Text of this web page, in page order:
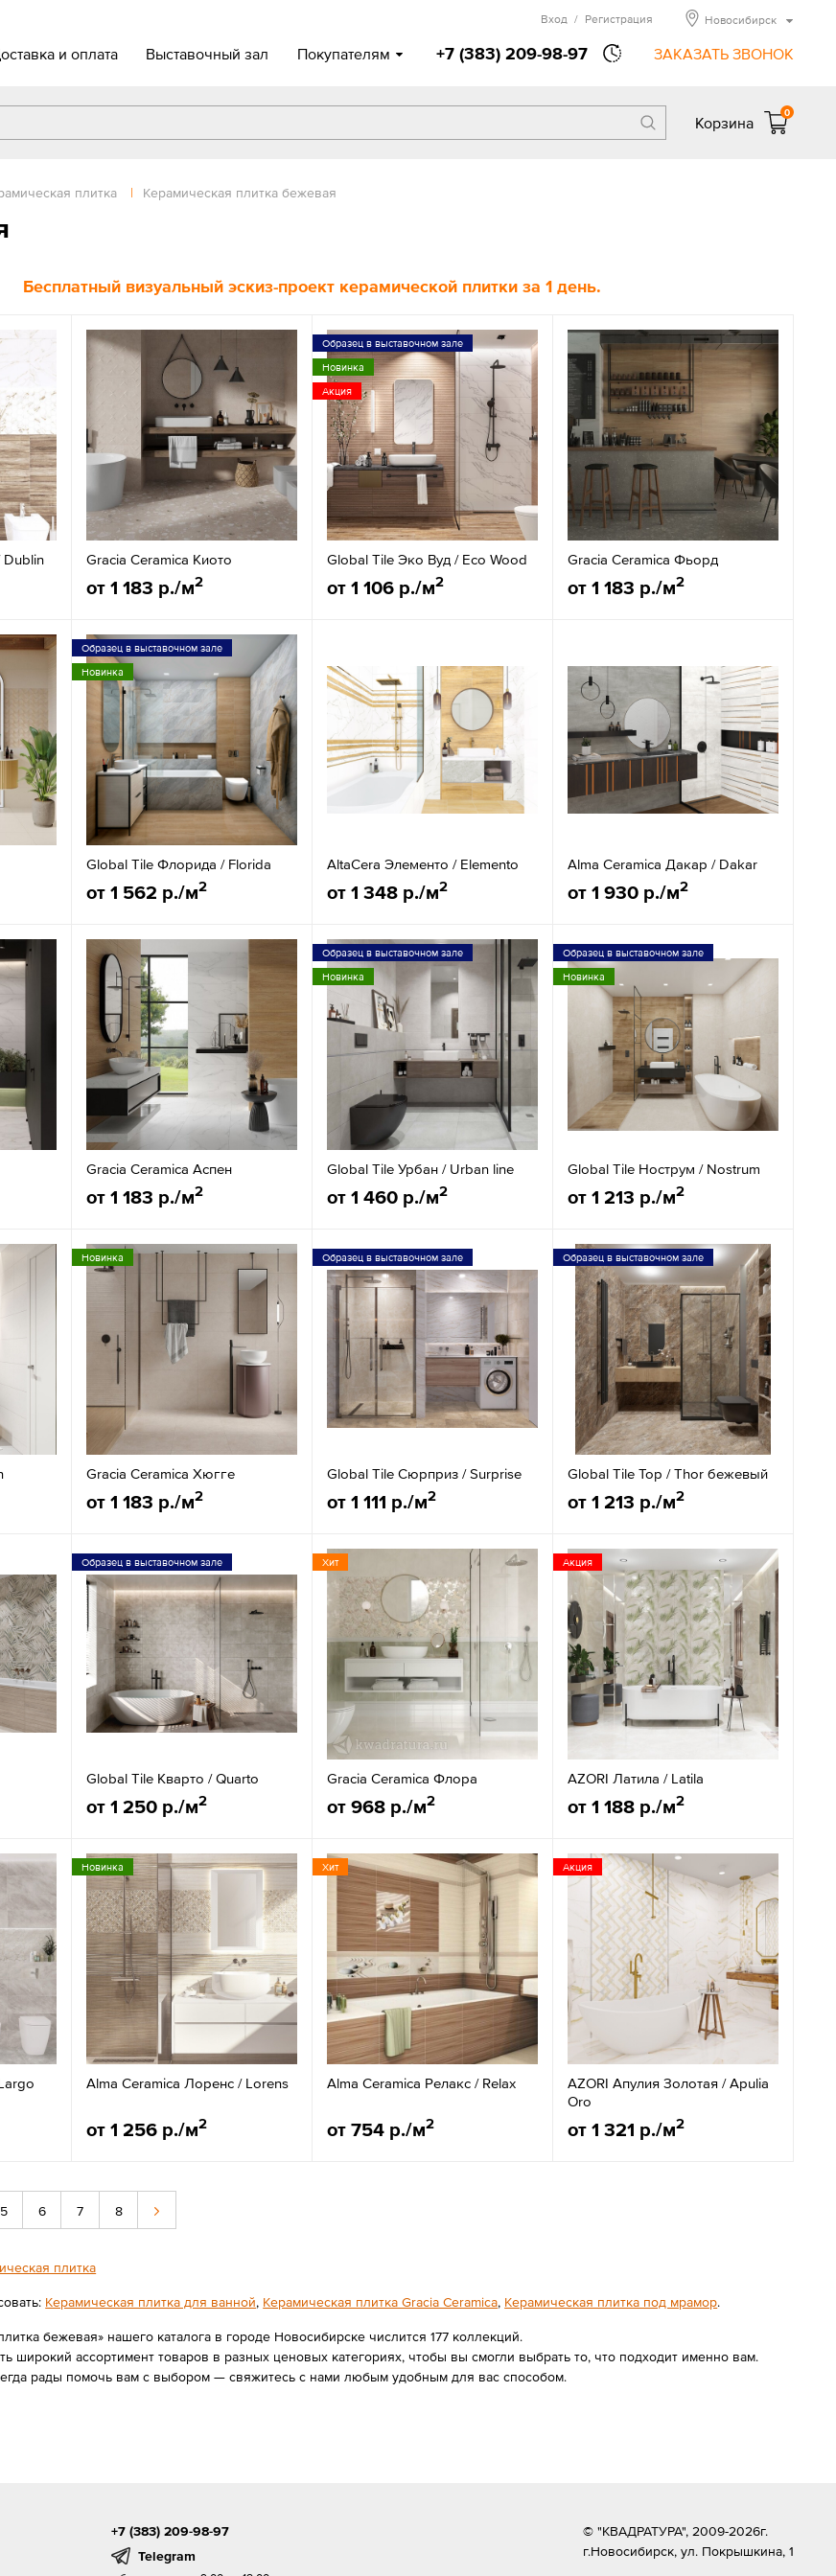
и оплата Выставочный зал Покупателям +7 (383) 209-98-97 ЗАКАЗАТЬ ЗВОНОК
Вход / Регистрация Новосибирск
Корзина
0
плитка | Керамическая плитка бежевая
Бесплатный визуальный эскиз-проект керамической плитки за 1 день.
Dublin Gracia Ceramica Киото
от 1 183 р./м2
Образец в выставочном зале
Новинка
Акция
Global Tile Эко Вуд / Eco Wood
от 1 106 р./м2
Gracia Ceramica Фьорд
от 1 183 р./м2
Образец в выставочном зале
Новинка
Global Tile Флорида / Florida
от 1 562 р./м2
AltaCera Элементо / Elemento
от 1 348 р./м2
Alma Ceramica Дакар / Dakar
от 1 930 р./м2
Gracia Ceramica Аспен
от 1 183 р./м2
Образец в выставочном зале
Новинка
Global Tile Урбан / Urban line
от 1 460 р./м2
Образец в выставочном зале
Новинка
Global Tile Нострум / Nostrum
от 1 213 р./м2
Новинка
Gracia Ceramica Хюгге
от 1 183 р./м2
Образец в выставочном зале
Global Tile Сюрприз / Surprise
от 1 111 р./м2
Образец в выставочном зале
Global Tile Тор / Thor бежевый
от 1 213 р./м2
Образец в выставочном зале
Global Tile Кварто / Quarto
от 1 250 р./м2
Хит
Gracia Ceramica Флора
от 968 р./м2
Акция
AZORI Латила / Latila
от 1 188 р./м2
Новинка
Alma Ceramica Лоренс / Lorens
от 1 256 р./м2
Хит
Alma Ceramica Релакс / Relax
от 754 р./м2
Акция
AZORI Апулия Золотая / Apulia
Oro
от 1 321 р./м2
5 6 7 8
плитка
Керамическая плитка для ванной, Керамическая плитка Gracia Ceramica, Керамическая плитка под мрамор.
бежевая» нашего каталога в городе Новосибирске числится 177 коллекций.
широкий ассортимент товаров в разных ценовых категориях, чтобы вы смогли выбрать то, что подходит именно вам.
рады помочь вам с выбором — свяжитесь с нами любым удобным для вас способом.
+7 (383) 209-98-97
Telegram
© "КВАДРАТУРА", 2009-2026г.
г.Новосибирск, ул. Покрышкина, 1